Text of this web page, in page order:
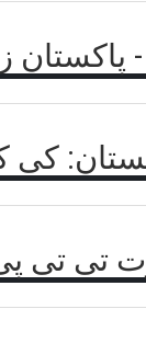
-
کی
تی تی